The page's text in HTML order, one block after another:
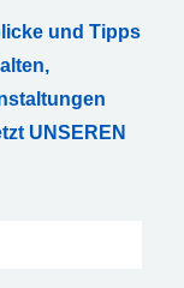
und Tipps
UNSEREN